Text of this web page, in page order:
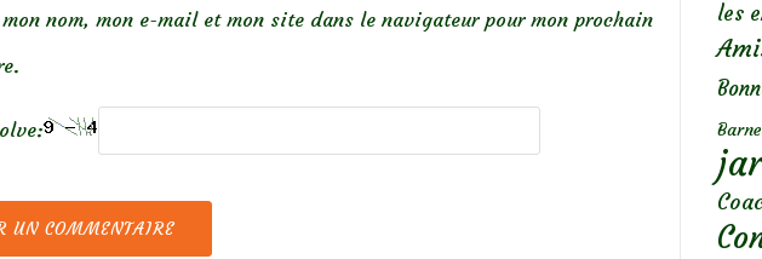
nom, mon e-mail et mon site dans le navigateur pour mon prochain
les